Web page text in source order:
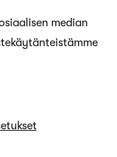
median
vuosi